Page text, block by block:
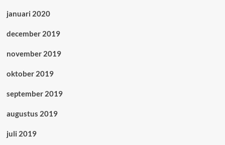
januari 2020
december 2019
november 2019
oktober 2019
september 2019
augustus 2019
juli 2019